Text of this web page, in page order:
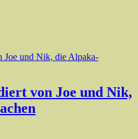
von Joe und Nik,